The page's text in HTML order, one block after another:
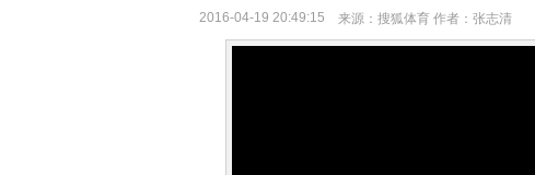
2016-04-19 20:49:15 来源： 搜狐体育 作者：张志清